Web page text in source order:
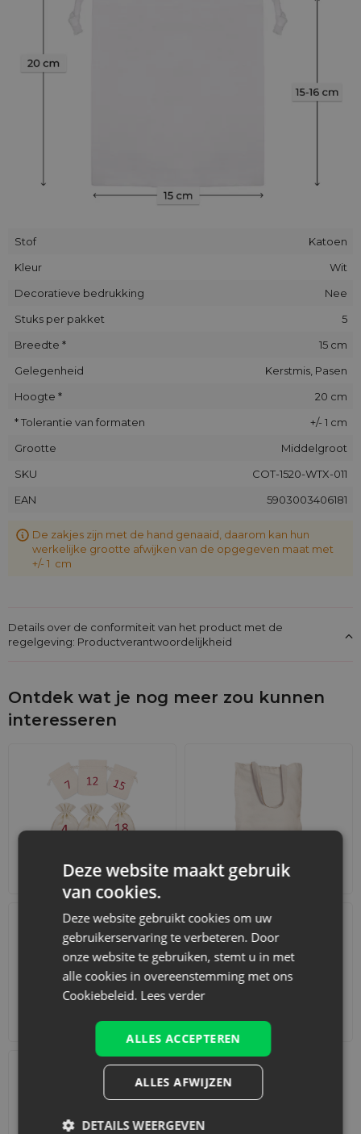
Stof
Katoen
Kleur
Wit
Decoratieve bedrukking
Nee
Stuks per pakket
5
Breedte *
15 cm
Gelegenheid
Kerstmis, Pasen
Hoogte *
20 cm
* Tolerantie van formaten
+/- 1 cm
Grootte
Middelgroot
SKU
COT-1520-WTX-011
EAN
5903003406181
De zakjes zijn met de hand genaaid, daarom kan hun
werkelijke grootte afwijken van de opgegeven maat met
+/- 1 cm
Details over de conformiteit van het product met de
regelgeving: Productverantwoordelijkheid
Ontdek wat je nog meer zou kunnen
interesseren
Adventskalenders Katoenen zakjes
Accessoires en decoraties Sets
Deze website maakt gebruik
van cookies.
Deze website gebruikt cookies om uw
gebruikerservaring te verbeteren. Door
onze website te gebruiken, stemt u in met
alle cookies in overeenstemming met ons
Cookiebeleid. Lees verder
ALLES ACCEPTEREN
ALLES AFWIJZEN
DETAILS WEERGEVEN